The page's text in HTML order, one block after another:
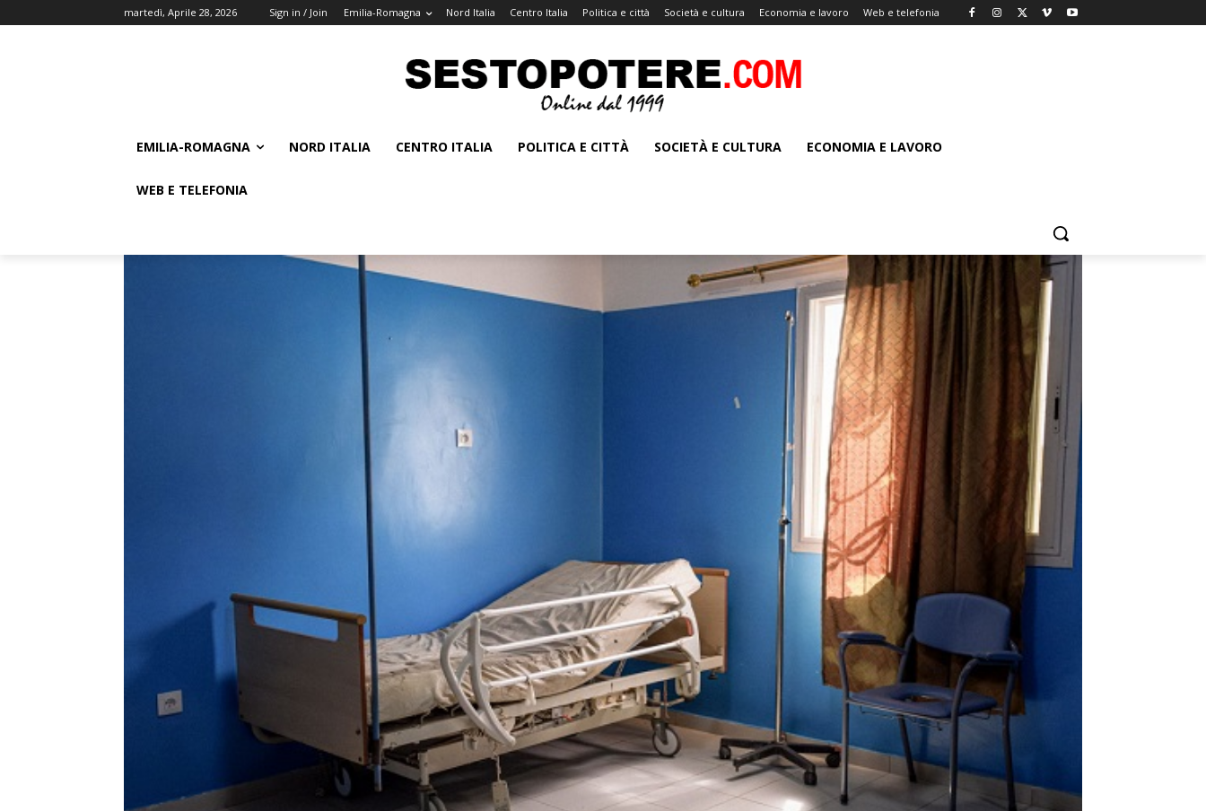
martedì, Aprile 28, 2026 Sign in / Join Emilia-Romagna Nord Italia Centro Italia Politica e città Società e cultura Economia e lavoro Web e telefonia
EMILIA-ROMAGNA NORD ITALIA CENTRO ITALIA POLITICA E CITTÀ SOCIETÀ E CULTURA ECONOMIA E LAVORO
WEB E TELEFONIA